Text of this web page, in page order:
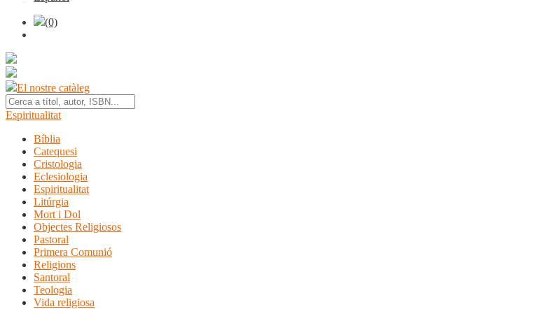
(0)
El nostre catàleg
Espiritualitat
Bíblia
Catequesi
Cristologia
Eclesiologia
Espiritualitat
Litúrgia
Mort i Dol
Objectes Religiosos
Pastoral
Primera Comunió
Religions
Santoral
Teologia
Vida religiosa